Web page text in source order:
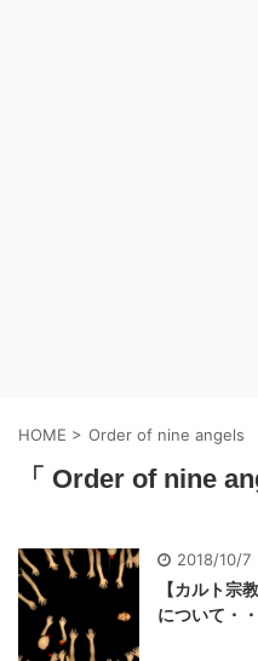
HOME > Order of nine angels
「 Order of nine
2018/10/7
【カルト宗
について・・